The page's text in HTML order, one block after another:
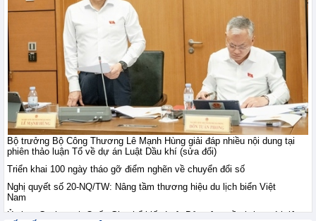
Chuyên gia WB: Xung
đột Trung Đông leo
thang có thể khiến tăng
trưởng toàn cầu giảm
xuống 1,3% trong năm 2026
Tin kinh tế thế giới - Thứ sáu, 7-8-2026
Xuất khẩu điện thoại và
linh kiện duy trì đà tăng
trưởng nhờ nhu cầu tiêu
thụ điện tử phục hồi tại
nhiều thị trường lớn
XUẤT NHẬP KHẨU - Thứ năm, 6-8-2026
Bộ trưởng Bộ Công Thương Lê Mạnh Hùng giải đáp nhiều nội dung tại
phiên thảo luận Tổ về dự án Luật Dầu khí (sửa đổi)
Triển khai 100 ngày tháo gỡ điểm nghẽn về chuyển đổi số
Nghị quyết số 20-NQ/TW: Nâng tầm thương hiệu du lịch biển Việt
Nam
Ủy ban Cạnh tranh Quốc Gia phổ biến Luật Bảo vệ quyền lợi người tiêu